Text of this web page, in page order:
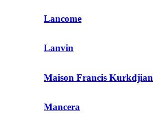
Lancome
Lanvin
Maison Francis Kurkdjian
Mancera